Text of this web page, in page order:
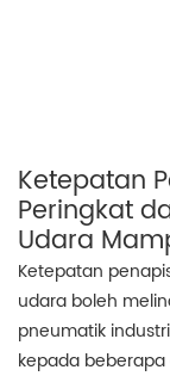
Ketepatan
Peringkat
Udara
Ketepatan
udara boleh
pneumatik
kepada